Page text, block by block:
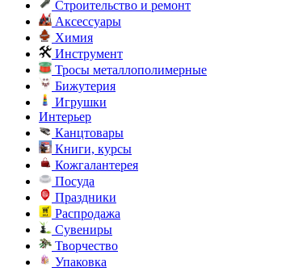
Строительство и ремонт
Аксессуары
Химия
Инструмент
Тросы металлополимерные
Бижутерия
Игрушки
Интерьер
Канцтовары
Книги, курсы
Кожгалантерея
Посуда
Праздники
Распродажа
Сувениры
Творчество
Упаковка